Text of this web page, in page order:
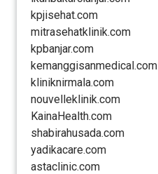
kpjisehat.com
mitrasehatklinik.com
kpbanjar.com
kemanggisanmedical.com
kliniknirmala.com
nouvelleklinik.com
KainaHealth.com
shabirahusada.com
yadikacare.com
astaclinic.com